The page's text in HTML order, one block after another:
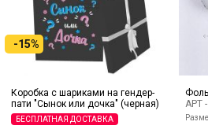
-15%
Коробка с шариками на гендер-
пати "Сынок или дочка" (черная)
БЕСПЛАТНАЯ ДОСТАВКА
АРТ -